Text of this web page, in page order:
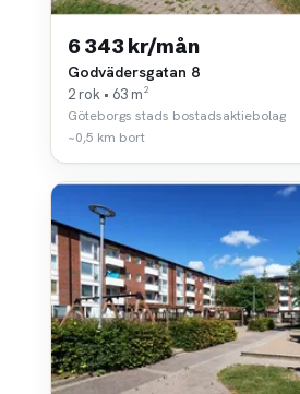
6 343 kr/mån
Godvädersgatan 8
2 rok • 63 m²
Göteborgs stads bostadsaktiebolag
~0,5 km bort